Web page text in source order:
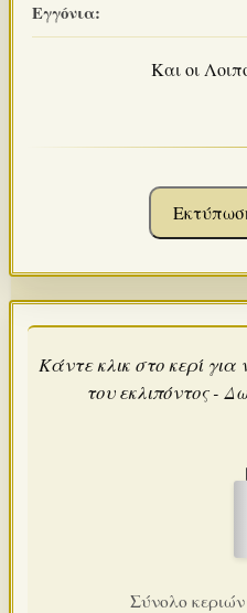
Εγγόνια:
Και οι
Κάντε κλικ στο κερί
του εκλιπόντος -
Σύνολο